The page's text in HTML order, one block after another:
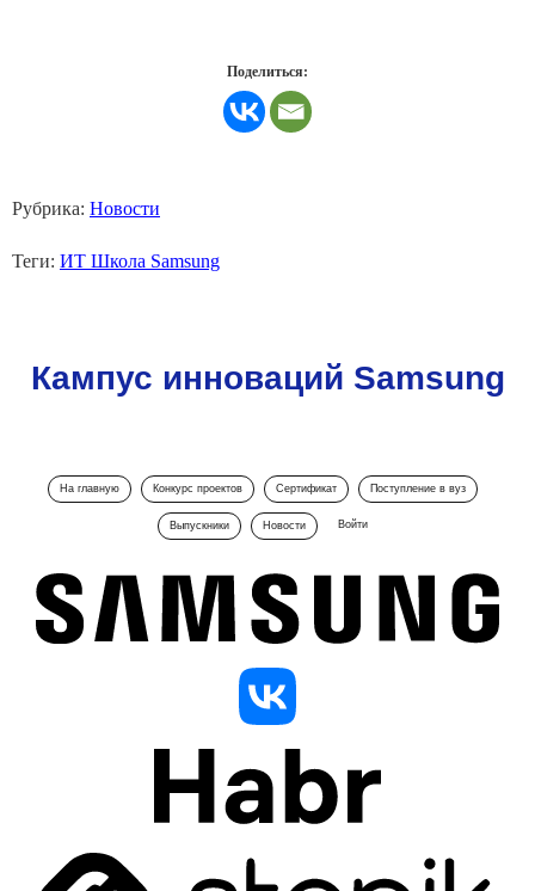
Поделиться:
Рубрика: Новости
Теги: ИТ Школа Samsung
Кампус инноваций Samsung
На главную Конкурс проектов Сертификат Поступление в вуз
Выпускники Новости Войти